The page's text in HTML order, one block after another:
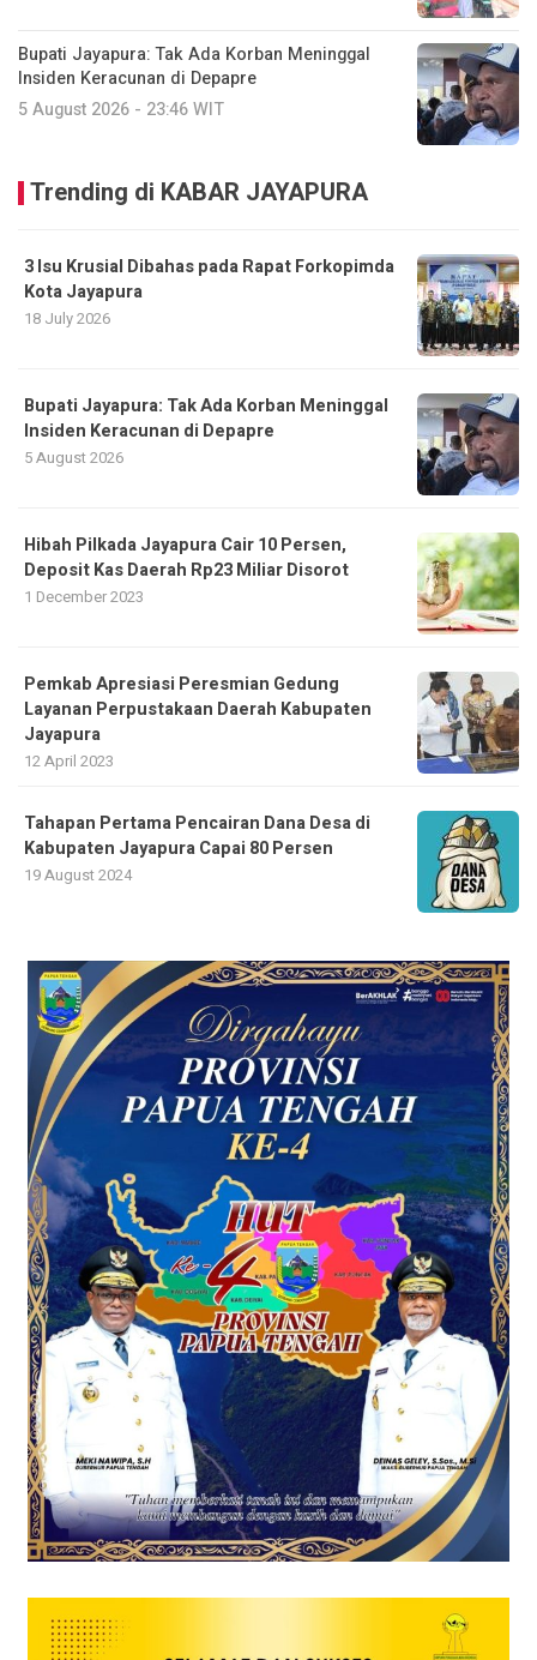
Bupati Jayapura: Tak Ada Korban Meninggal
Insiden Keracunan di Depapre
5 August 2026 - 23:46 WIT
Trending di KABAR JAYAPURA
3 Isu Krusial Dibahas pada Rapat Forkopimda
Kota Jayapura
18 July 2026
Bupati Jayapura: Tak Ada Korban Meninggal
Insiden Keracunan di Depapre
5 August 2026
Hibah Pilkada Jayapura Cair 10 Persen,
Deposit Kas Daerah Rp23 Miliar Disorot
1 December 2023
Pemkab Apresiasi Peresmian Gedung
Layanan Perpustakaan Daerah Kabupaten
Jayapura
12 April 2023
Tahapan Pertama Pencairan Dana Desa di
Kabupaten Jayapura Capai 80 Persen
19 August 2024